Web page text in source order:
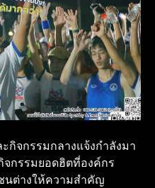
กิจกรรมกลางแจ้งกำลังมา
จกรรมยอดฮิตที่องค์กร
นต่างให้ความสำคัญ